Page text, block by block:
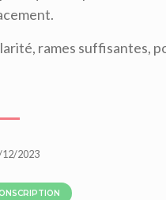
rames suffisantes,
12/2023